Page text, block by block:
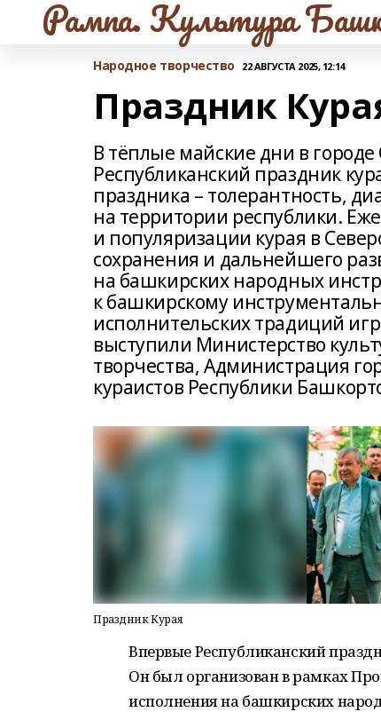
Рампа. Культура
Народное творчество 22 АВГУСТА 2025, 12:14
Праздник
В тёплые майские дни в городе
Республиканский праздник
праздника – толерантность,
на территории республики.
и популяризации курая в
сохранения и дальнейшего
на башкирских народных
к башкирскому
исполнительских традиций
выступили Министерство
творчества, Администрация
кураистов Республики
Праздник Курая
Впервые Республиканский
Он был организован в рамках
исполнения на башкирских